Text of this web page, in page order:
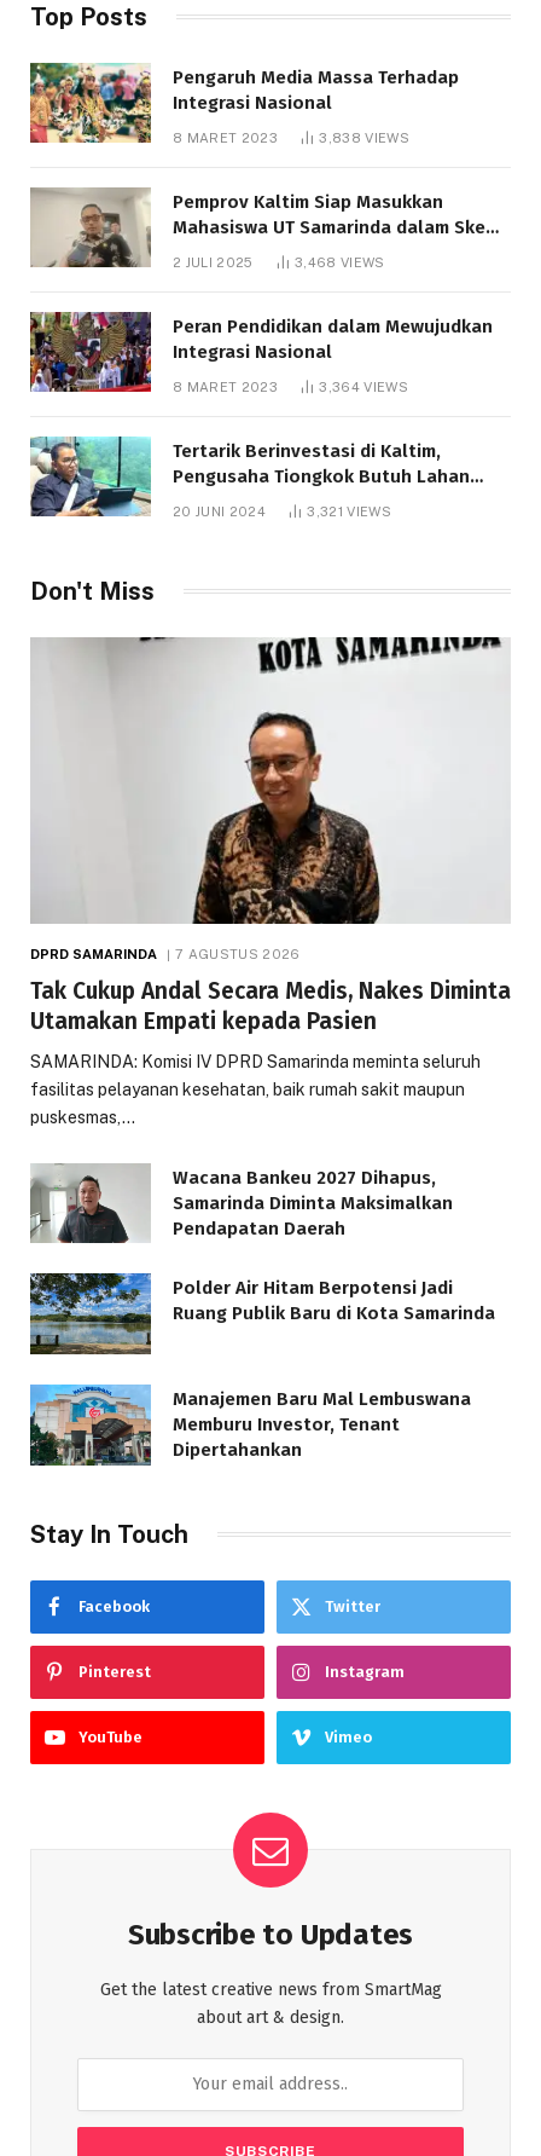
Top Posts
Pengaruh Media Massa Terhadap
Integrasi Nasional
8 MARET 2023 3,838VIEWS
Pemprov Kaltim Siap Masukkan
Mahasiswa UT Samarinda dalam Skema
Bantuan Pendidikan Gratispol
2 JULI 2025 3,468 VIEWS
Peran Pendidikan dalam Mewujudkan
Integrasi Nasional
8 MARET 2023 3,364VIEWS
Tertarik Berinvestasi di Kaltim,
Pengusaha Tiongkok Butuh Lahan
1.000 Hektare
20 JUNI 2024 3,321VIEWS
Don't Miss
DPRD SAMARINDA 7 AGUSTUS 2026
Tak Cukup Andal Secara Medis, Nakes Diminta
Utamakan Empati kepada Pasien
SAMARINDA: Komisi IV DPRD Samarinda meminta seluruh
fasilitas pelayanan kesehatan, baik rumah sakit maupun
puskesmas,…
Wacana Bankeu 2027 Dihapus,
Samarinda Diminta Maksimalkan
Pendapatan Daerah
Polder Air Hitam Berpotensi Jadi
Ruang Publik Baru di Kota Samarinda
Manajemen Baru Mal Lembuswana
Memburu Investor, Tenant
Dipertahankan
Stay In Touch
Facebook Twitter
Pinterest Instagram
YouTube Vimeo
Subscribe to Updates
Get the latest creative news from SmartMag
about art & design.